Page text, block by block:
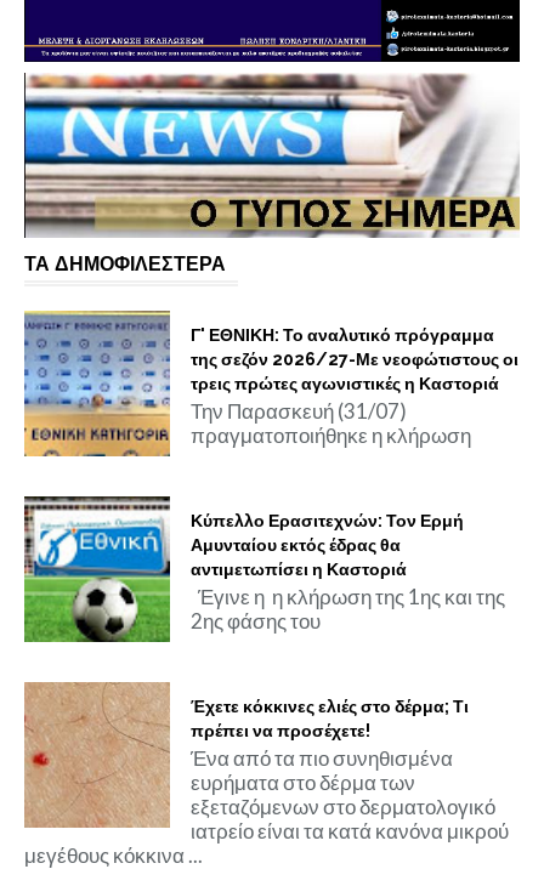
ΤΑ ΔΗΜΟΦΙΛΕΣΤΕΡΑ
Γ' ΕΘΝΙΚΗ: Το αναλυτικό πρόγραμμα
της σεζόν 2026/27-Με νεοφώτιστους οι
τρεις πρώτες αγωνιστικές η Καστοριά
Την Παρασκευή (31/07)
πραγματοποιήθηκε η κλήρωση
Κύπελλο Ερασιτεχνών: Τον Ερμή
Αμυνταίου εκτός έδρας θα
αντιμετωπίσει η Καστοριά
Έγινε η η κλήρωση της 1ης και της
2ης φάσης του
Έχετε κόκκινες ελιές στο δέρμα; Τι
πρέπει να προσέχετε!
Ένα από τα πιο συνηθισμένα
ευρήματα στο δέρμα των
εξεταζόμενων στο δερματολογικό
ιατρείο είναι τα κατά κανόνα μικρού
μεγέθους κόκκινα ...